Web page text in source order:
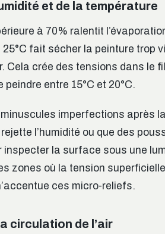
et de la température
à 70% ralentit
fait sécher la peinture trop
Cela crée des tensions dans le
peindre entre 15°C et 20°C.
imperfections après
l’humidité ou que des
inspecter la surface sous une
zones où la tension
ces micro-reliefs.
circulation de l’air